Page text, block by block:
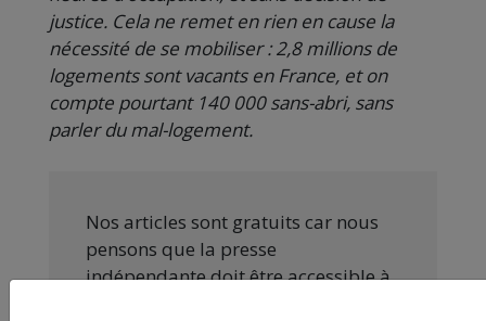
justice. Cela ne remet en rien en cause la
nécessité de se mobiliser : 2,8 millions de
logements sont vacants en France, et on
compte pourtant 140 000 sans-abri, sans
parler du mal-logement.
Nos articles sont gratuits car nous
pensons que la presse
indépendante doit être accessible à